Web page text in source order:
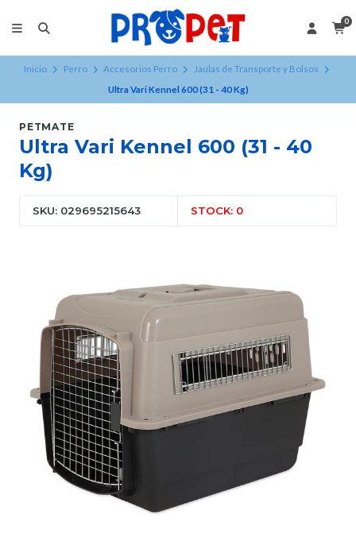
0
Inicio Perro Accesorios Perro
Jaulas de Transporte y Bolsos
Ultra Vari Kennel 600 (31 - 40 Kg)
PETMATE
Ultra Vari Kennel 600 (31 - 40
Kg)
SKU: 029695215643 STOCK: 0